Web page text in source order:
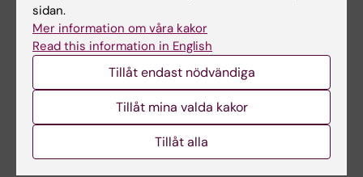
Den 11–13 maj kommer
skyddsronder att genomföras i
Neo. PI:s och forskare…
Du som medarbetare är en
viktig del i att förhindra stölder,
skadegörelse…
sidan.
Mer information om våra kakor
Read this information in English
Tillåt endast nödvändiga
Tillåt mina valda kakor
Tillåt alla